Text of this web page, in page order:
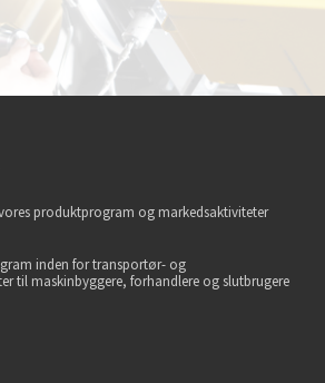
produktprogram og markedsaktiviteter
inden for transportør- og
til maskinbyggere, forhandlere og slutbrugere